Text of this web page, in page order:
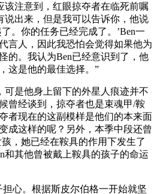
该注意到，红眼掠夺者在临死前嘱
说出来，但是我可以告诉你，他说
。你的任务已经完成了。’Ben一
言人，因此我恐怕会觉得如果他为
的。我认为Ben已经意识到了，他
这是他的最佳选择。”
可是他身上留下的外星人痕迹并不
曾经谈到，掠夺者也是束魂甲/鞍
者现在的这副模样是他们的本来面
成这样的呢？另外，本季中段还曾
，她已经在鞍具的作用下发生了
和其他曾被戴上鞍具的孩子的命运
心。根据斯皮尔伯格一开始就坚